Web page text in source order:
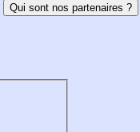
Qui sont nos partenaires ?